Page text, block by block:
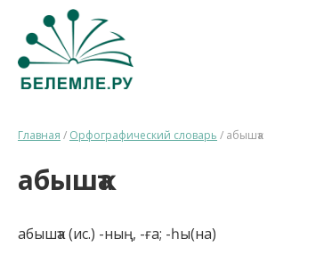
Главная / Орфографический словарь / абышҡа
абышҡа
абышҡа (ис.) -ның, -ға; -һы(на)